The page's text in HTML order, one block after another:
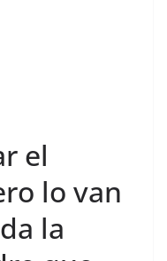
el
lo van
la